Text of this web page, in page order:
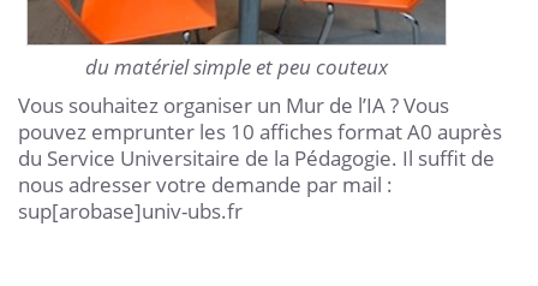
du matériel simple et peu couteux
Vous souhaitez organiser un Mur de l’IA ? Vous
pouvez emprunter les 10 affiches format A0 auprès
du Service Universitaire de la Pédagogie. Il suffit de
nous adresser votre demande par mail :
sup[arobase]univ-ubs.fr